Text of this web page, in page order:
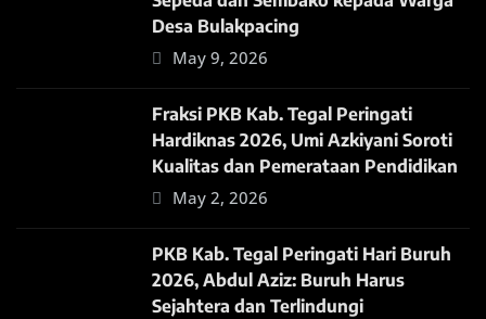
Desa Bulakpacing
May 9, 2026
Fraksi PKB Kab. Tegal Peringati
Hardiknas 2026, Umi Azkiyani Soroti
Kualitas dan Pemerataan Pendidikan
May 2, 2026
PKB Kab. Tegal Peringati Hari Buruh
2026, Abdul Aziz: Buruh Harus
Sejahtera dan Terlindungi